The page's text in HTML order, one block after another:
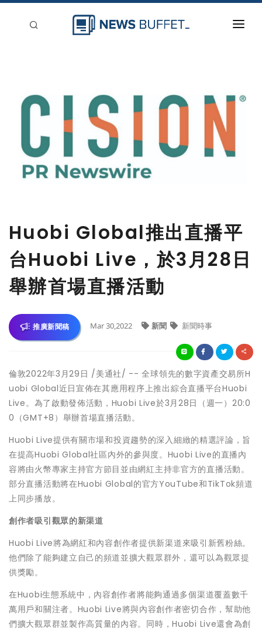
登入
Huobi Global推出直播平
台Huobi Live，於3月28日
舉辦首場直播活動
推廣新聞稿 Mar 30,2022 新聞 新聞時事
倫敦2022年3月29日 /美通社/ -- 全球領先的數字資產交易所H
uobi Global近日宣佈在其應用程序上推出綜合直播平台Huobi
Live。為了啟動發佈活動，Huobi Live於3月28日（週一）20:0
0（GMT+8）舉辦首場直播活動。
Huobi Live提供有關市場和投資趨勢的深入細緻的精選評論，旨
在提高Huobi Global社區內外的參與度。Huobi Live的直播內
容將由火幣專家主持官方節目並由網紅主持非官方的直播活動。
部分直播活動將在Huobi Global的官方YouTube和TikTok頻道
上同步播放。
創作者吸引觀眾的新渠道
Huobi Live將為網紅和內容創作者提供新渠道來吸引新舊粉絲。
他們除了能夠建立自己的頻道並擴大觀眾群外，還可以為觀眾提
供獎勵。
在Huobi生態系統中，內容創作者將能夠通過多個渠道覆蓋數千
萬用戶和關注者。Huobi Live將與內容創作者密切合作，幫助他
們擴大觀眾群並製作高質量的內容。同時，Huobi Live還會為創